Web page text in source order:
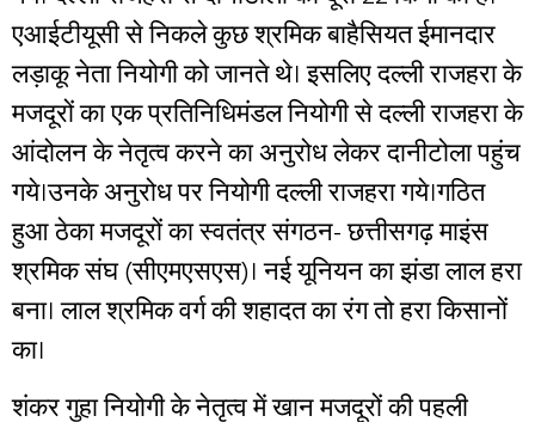
एआईटीयूसी से निकले कुछ श्रमिक बाहैसियत ईमानदार
लड़ाकू नेता नियोगी को जानते थे। इसलिए दल्ली राजहरा के
मजदूरों का एक प्रतिनिधिमंडल नियोगी से दल्ली राजहरा के
आंदोलन के नेतृत्व करने का अनुरोध लेकर दानीटोला पहुंच
गये।उनके अनुरोध पर नियोगी दल्ली राजहरा गये।गठित
हुआ ठेका मजदूरों का स्वतंत्र संगठन- छत्तीसगढ़ माइंस
श्रमिक संघ (सीएमएसएस)। नई यूनियन का झंडा लाल हरा
बना। लाल श्रमिक वर्ग की शहादत का रंग तो हरा किसानों
का।
शंकर गुहा नियोगी के नेतृत्व में खान मजदूरों की पहली